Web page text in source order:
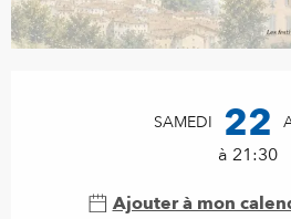
SAMEDI 22
à 21:30
Ajouter à mon